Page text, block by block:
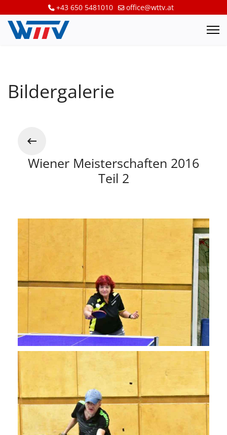
+43 650 5481010 office@wttv.at
Bildergalerie
Wiener Meisterschaften 2016
Teil 2